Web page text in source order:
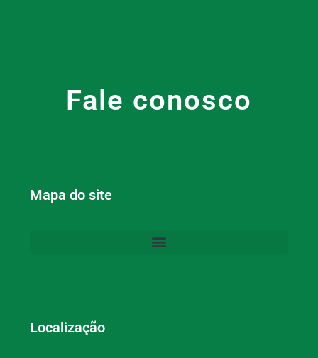
Fale conosco
Mapa do site
Localização